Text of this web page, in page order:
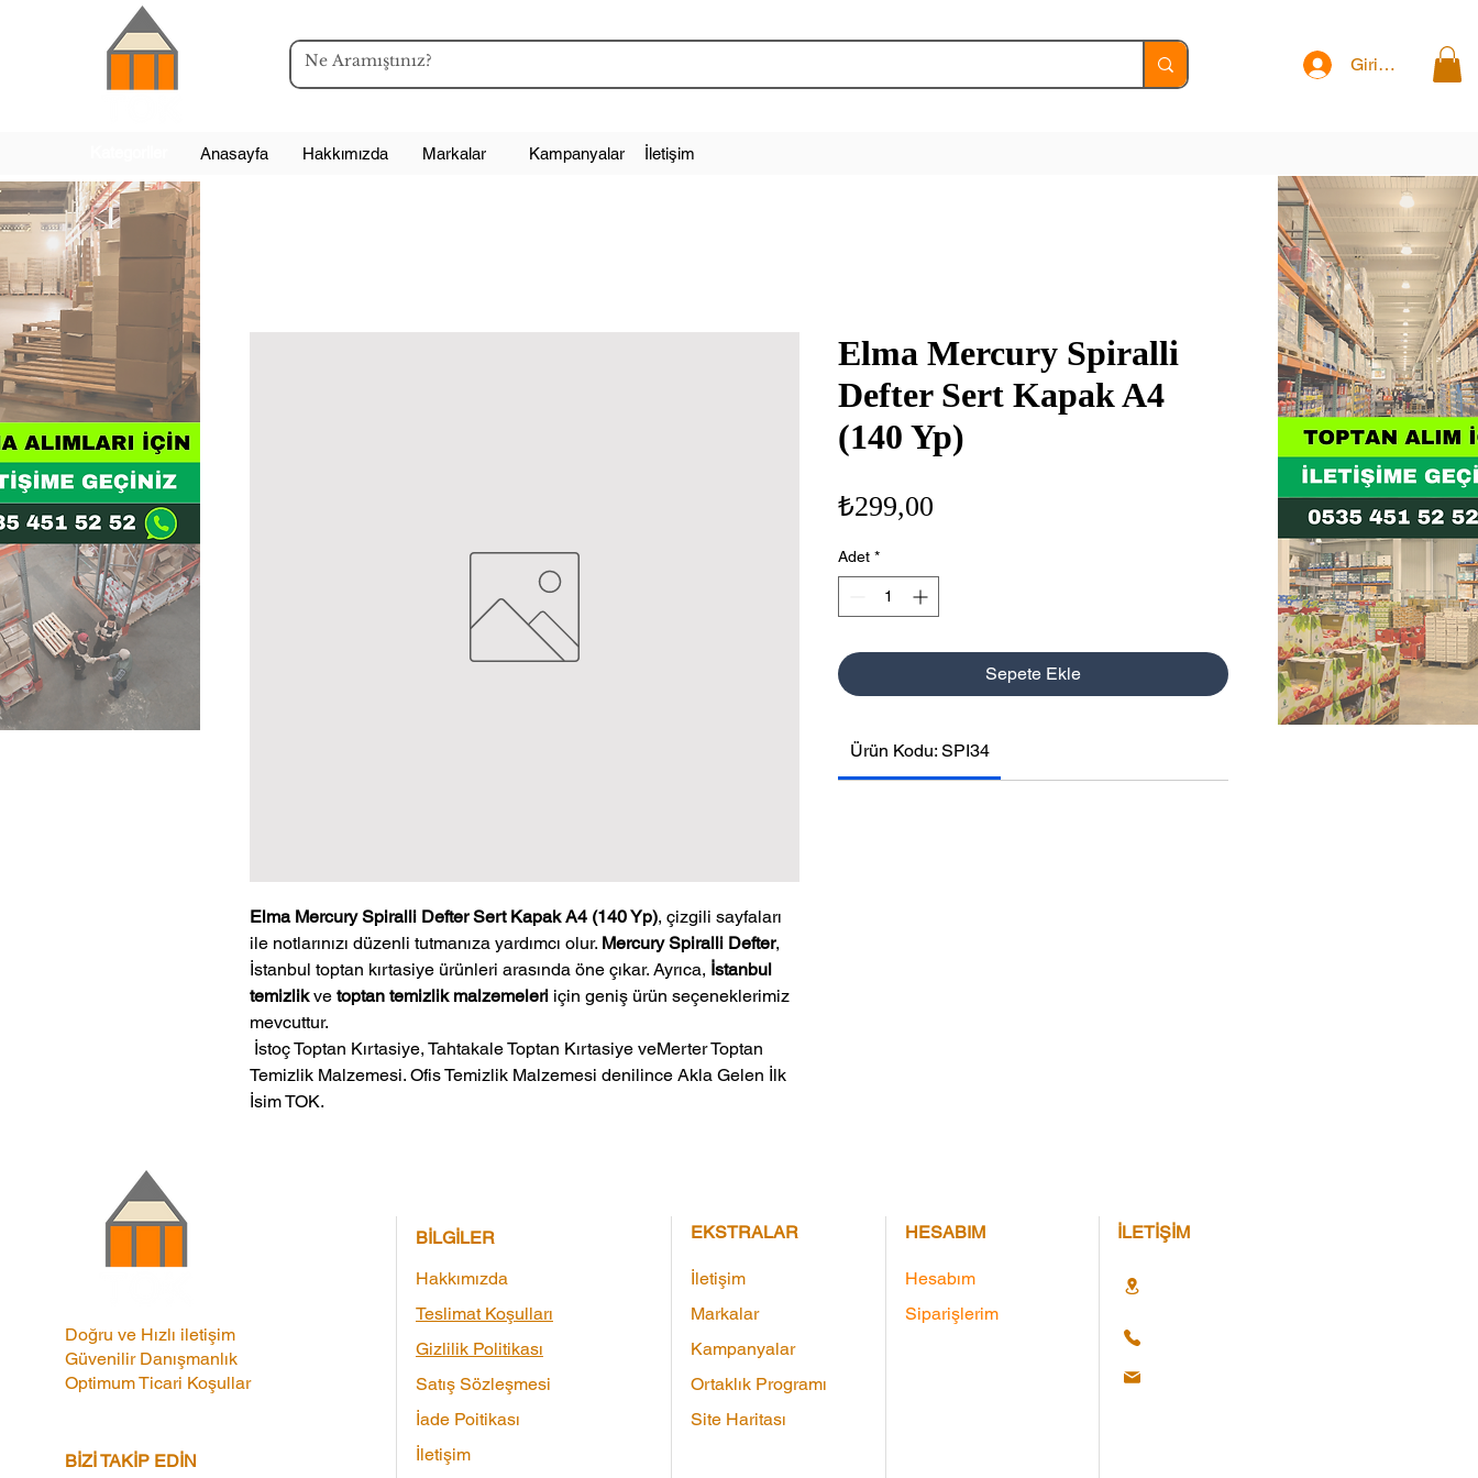
Giriş Yap
Anasayfa Hakkımızda Markalar Kampanyalar İletişim
Elma Mercury Spiralli Defter Sert Kapak A4 (140 Yp), çizgili sayfaları
ile notlarınızı düzenli tutmanıza yardımcı olur. Mercury Spiralli Defter,
İstanbul toptan kırtasiye ürünleri arasında öne çıkar. Ayrıca, İstanbul
temizlikve toptan temizlik malzemeleri için geniş ürün seçeneklerimiz
mevcuttur.
Temizlik Malzemesi. Ofis Temizlik Malzemesi denilince Akla Gelen İlk
İsim TOK.
Elma Mercury Spiralli
Defter Sert Kapak A4
(140 Yp)
₺299,00
Adet *
Sepete Ekle
Ürün Kodu: SPI34
Doğru ve Hızlı iletişim
Güvenilir Danışmanlık
Optimum Ticari Koşullar
BİZİ TAKİP EDİN
BİLGİLER
Hakkımızda
Teslimat Koşulları
Gizlilik Politikası
Satış Sözleşmesi
İade Poitikası
İletişim
EKSTRALAR
İletişim
Markalar
Kampanyalar
Ortaklık Programı
Site Haritası
HESABIM
Hesabım
Siparişlerim
İLETİŞİM